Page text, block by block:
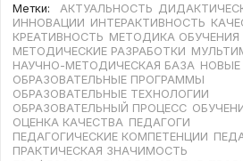
Метки: АКТУАЛЬНОСТЬ
ИННОВАЦИИ ИНТЕРАКТИВНОСТЬ
КРЕАТИВНОСТЬ МЕТОДИКА ОБУЧЕНИЯ
МЕТОДИЧЕСКИЕ РАЗРАБОТКИ
НАУЧНО-МЕТОДИЧЕСКАЯ БАЗА НОВЫЕ
ОБРАЗОВАТЕЛЬНЫЕ ПРОГРАММЫ
ОБРАЗОВАТЕЛЬНЫЕ ТЕХНОЛОГИИ
ОБРАЗОВАТЕЛЬНЫЙ ПРОЦЕСС
ОЦЕНКА КАЧЕСТВА ПЕДАГОГИ
ПЕДАГОГИЧЕСКИЕ КОМПЕТЕНЦИИ
ПРАКТИЧЕСКАЯ ЗНАЧИМОСТЬ